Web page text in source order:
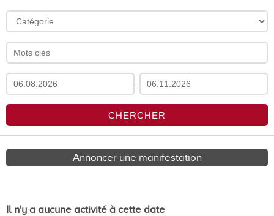
-
Annoncer une manifestation
Il n'y a aucune activité à cette date